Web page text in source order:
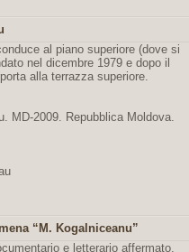
al piano superiore (dove si
nel dicembre 1979 e dopo il
alla terrazza superiore.
MD-2009. Repubblica Moldova.
“M. Kogalniceanu”
e letterario affermato,